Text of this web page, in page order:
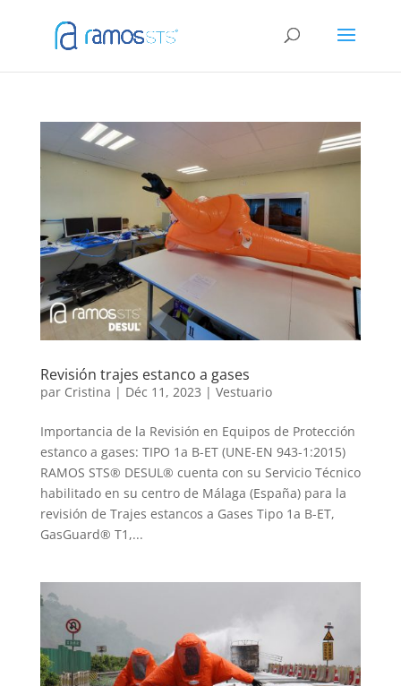
Revisión trajes estanco a gases
par Cristina | Déc 11, 2023 | Vestuario
Importancia de la Revisión en Equipos de Protección
estanco a gases: TIPO 1a B-ET (UNE-EN 943-1:2015)
RAMOS STS® DESUL® cuenta con su Servicio Técnico
habilitado en su centro de Málaga (España) para la
revisión de Trajes estancos a Gases Tipo 1a B-ET,
GasGuard® T1,...